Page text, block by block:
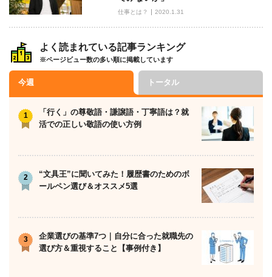
仕事とは？ 2020.1.31
よく読まれている記事ランキング
※ページビュー数の多い順に掲載しています
今週 トータル
「行く」の尊敬語・謙譲語・丁寧語は？就
活での正しい敬語の使い方例
“文具王”に聞いてみた！履歴書のためのボ
ールペン選び＆オススメ5選
企業選びの基準7つ｜自分に合った就職先の
選び方＆重視すること【事例付き】